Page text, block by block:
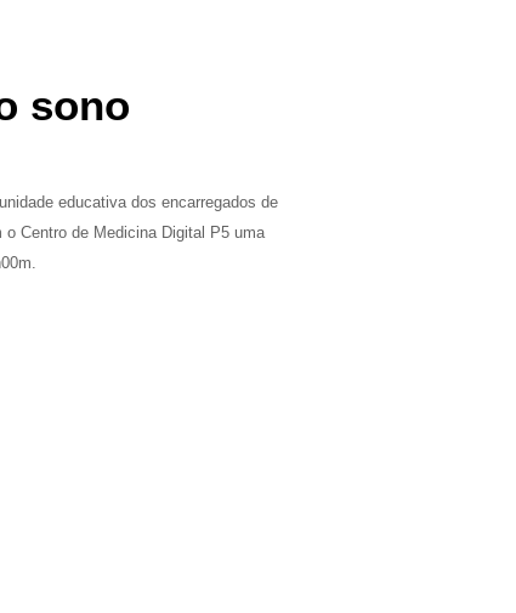
sono
educativa dos encarregados de
Centro de Medicina Digital P5 uma